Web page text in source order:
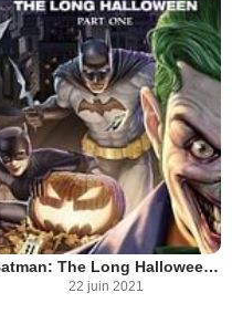
Batman: The Long Halloween, Part One
22 juin 2021